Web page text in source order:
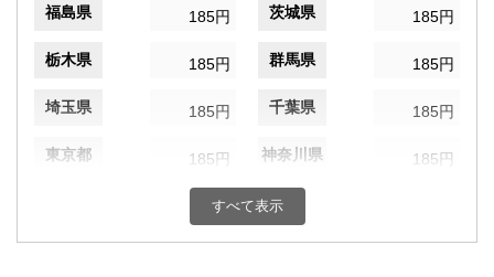
福島県 185円 茨城県 185円
栃木県 185円 群馬県 185円
埼玉県 185円 千葉県 185円
東京都 185円 神奈川県 185円
185円 富山県
すべて表示